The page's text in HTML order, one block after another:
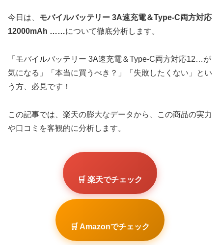
今日は、 モバイルバッテリー 3A速充電＆Type-C両方対応
12000mAh ……について徹底分析します。
「モバイルバッテリー 3A速充電＆Type-C両方対応12…が
気になる」「本当に買うべき？」「失敗したくない」とい
う方、必見です！
この記事では、楽天の膨大なデータから、この商品の実力
や口コミを客観的に分析します。
🛒 楽天でチェック
🛒 Amazonでチェック